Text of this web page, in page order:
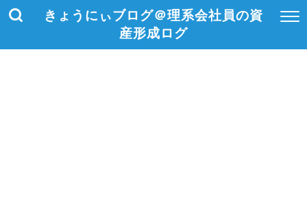
きょうにぃブログ＠理系会社員の資
産形成ログ